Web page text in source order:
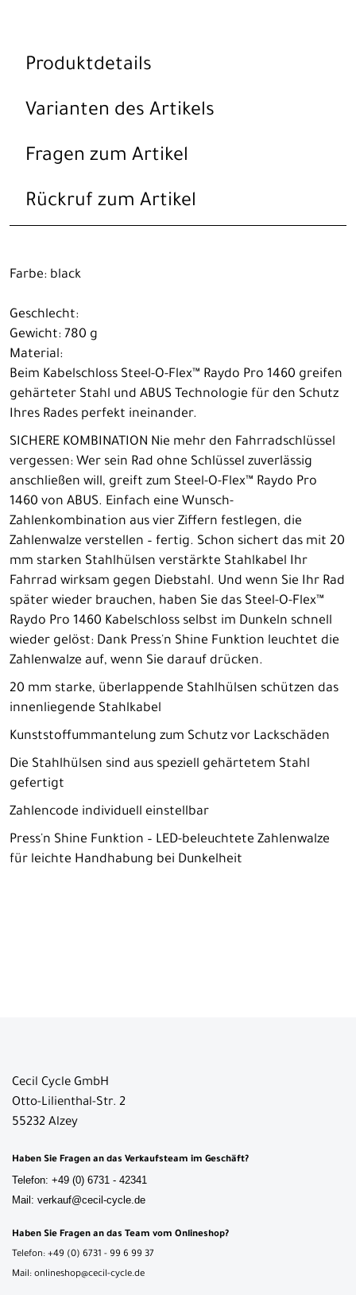
Produktdetails
Varianten des Artikels
Fragen zum Artikel
Rückruf zum Artikel
Farbe: black
Geschlecht:
Gewicht: 780 g
Material:
Beim Kabelschloss Steel-O-Flex™ Raydo Pro 1460 greifen
gehärteter Stahl und ABUS Technologie für den Schutz
Ihres Rades perfekt ineinander.
SICHERE KOMBINATION Nie mehr den Fahrradschlüssel
vergessen: Wer sein Rad ohne Schlüssel zuverlässig
anschließen will, greift zum Steel-O-Flex™ Raydo Pro
1460 von ABUS. Einfach eine Wunsch-
Zahlenkombination aus vier Ziffern festlegen, die
Zahlenwalze verstellen – fertig. Schon sichert das mit 20
mm starken Stahlhülsen verstärkte Stahlkabel Ihr
Fahrrad wirksam gegen Diebstahl. Und wenn Sie Ihr Rad
später wieder brauchen, haben Sie das Steel-O-Flex™
Raydo Pro 1460 Kabelschloss selbst im Dunkeln schnell
wieder gelöst: Dank Press'n Shine Funktion leuchtet die
Zahlenwalze auf, wenn Sie darauf drücken.
20 mm starke, überlappende Stahlhülsen schützen das
innenliegende Stahlkabel
Kunststoffummantelung zum Schutz vor Lackschäden
Die Stahlhülsen sind aus speziell gehärtetem Stahl
gefertigt
Zahlencode individuell einstellbar
Press'n Shine Funktion – LED-beleuchtete Zahlenwalze
für leichte Handhabung bei Dunkelheit
Cecil Cycle GmbH
Otto-Lilienthal-Str. 2
55232 Alzey
Haben Sie Fragen an das Verkaufsteam im Geschäft?
Telefon: +49 (0) 6731 - 42341
Mail: verkauf@cecil-cycle.de
Haben Sie Fragen an das Team vom Onlineshop?
Telefon: +49 (0) 6731 - 99 6 99 37
Mail: onlineshop@cecil-cycle.de